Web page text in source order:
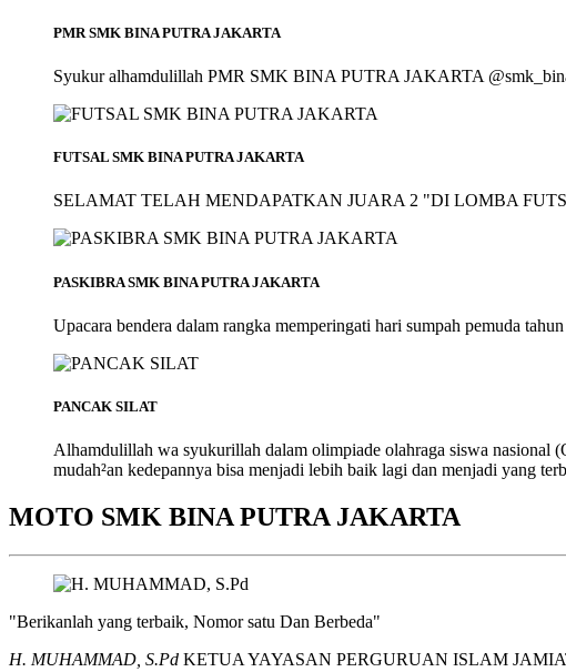
PMR SMK BINA PUTRA JAKARTA
Syukur alhamdulillah PMR SMK BINA PUTRA JAKARTA
FUTSAL SMK BINA PUTRA JAKARTA
SELAMAT TELAH MENDAPATKAN JUARA 2 "DI LOMBA
PASKIBRA SMK BINA PUTRA JAKARTA
Upacara bendera dalam rangka memperingati hari sumpah pemuda
PANCAK SILAT
Alhamdulillah wa syukurillah dalam olimpiade olahraga siswa nasional
mudah²an kedepannya bisa menjadi lebih baik lagi dan menjadi yang
MOTO SMK BINA PUTRA JAKARTA
"Berikanlah yang terbaik, Nomor satu Dan Berbeda"
H. MUHAMMAD, S.Pd KETUA YAYASAN PERGURUAN ISLAM